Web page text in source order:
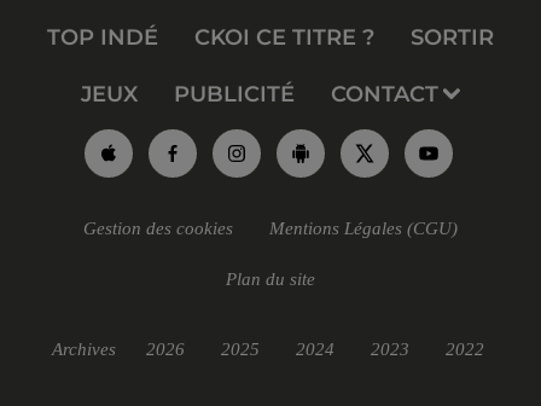
TOP INDÉ CKOI CE TITRE ? SORTIR
JEUX PUBLICITÉ CONTACT
Gestion des cookies Mentions Légales (CGU)
Plan du site
Archives 2026 2025 2024 2023 2022